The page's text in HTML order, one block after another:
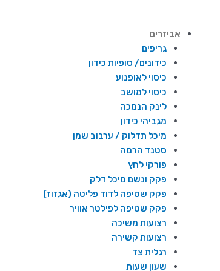
אביזרים
גריפים
כידונים/ סופיות כידון
כיסוי לאופנוע
כיסוי למושב
לינק הנמכה
מגביהי כידון
מיכל תדלוק / ערבוב שמן
סטנד הרמה
פורקי לחץ
פקק ונשם מיכל דלק
פקק שטיפה לדוד פליטה (אגזוז)
פקק שטיפה לפילטר אוויר
רצועות משיכה
רצועות קשירה
רגלית צד
שעון שעות